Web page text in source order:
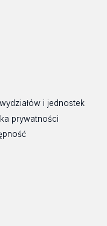
i jednostek
prywatności